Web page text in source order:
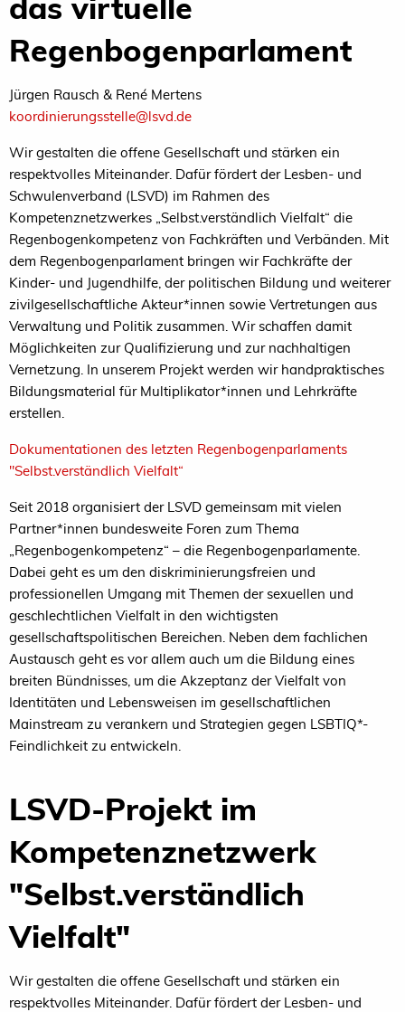
das virtuelle
Regenbogenparlament
Jürgen Rausch & René Mertens
koordinierungsstelle@lsvd.de
Wir gestalten die offene Gesellschaft und stärken ein
respektvolles Miteinander. Dafür fördert der Lesben- und
Schwulenverband (LSVD) im Rahmen des
Kompetenznetzwerkes „Selbst.verständlich Vielfalt“ die
Regenbogenkompetenz von Fachkräften und Verbänden. Mit
dem Regenbogenparlament bringen wir Fachkräfte der
Kinder- und Jugendhilfe, der politischen Bildung und weiterer
zivilgesellschaftliche Akteur*innen sowie Vertretungen aus
Verwaltung und Politik zusammen. Wir schaffen damit
Möglichkeiten zur Qualifizierung und zur nachhaltigen
Vernetzung. In unserem Projekt werden wir handpraktisches
Bildungsmaterial für Multiplikator*innen und Lehrkräfte
erstellen.
Dokumentationen des letzten Regenbogenparlaments
"Selbst.verständlich Vielfalt“
Seit 2018 organisiert der LSVD gemeinsam mit vielen
Partner*innen bundesweite Foren zum Thema
„Regenbogenkompetenz“ – die Regenbogenparlamente.
Dabei geht es um den diskriminierungsfreien und
professionellen Umgang mit Themen der sexuellen und
geschlechtlichen Vielfalt in den wichtigsten
gesellschaftspolitischen Bereichen. Neben dem fachlichen
Austausch geht es vor allem auch um die Bildung eines
breiten Bündnisses, um die Akzeptanz der Vielfalt von
Identitäten und Lebensweisen im gesellschaftlichen
Mainstream zu verankern und Strategien gegen LSBTIQ*-
Feindlichkeit zu entwickeln.
LSVD-Projekt im
Kompetenznetzwerk
"Selbst.verständlich
Vielfalt"
Wir gestalten die offene Gesellschaft und stärken ein
respektvolles Miteinander. Dafür fördert der Lesben- und